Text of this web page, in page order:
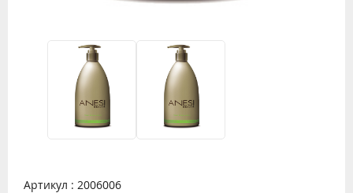
Артикул : 2006006